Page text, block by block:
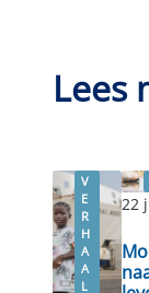
Lees
V
E
R
H
A
A
L
22